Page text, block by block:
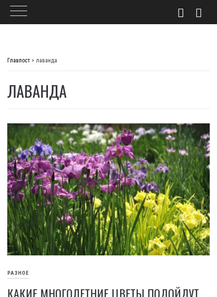
Главпост > лаванда
ЛАВАНДА
РАЗНОЕ
КАКИЕ МНОГОЛЕТНИЕ ЦВЕТЫ ПОДОЙДУТ